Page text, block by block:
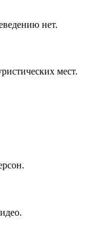
нет.
мест.